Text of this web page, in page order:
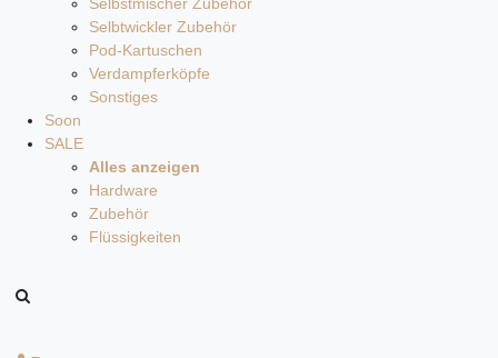
Selbtwickler Zubehör
Pod-Kartuschen
Verdampferköpfe
Sonstiges
Soon
SALE
Alles anzeigen
Hardware
Zubehör
Flüssigkeiten